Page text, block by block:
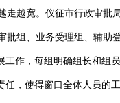
越宽。仪征市行政审批
组、业务受理组、辅助
作，每组明确组长和组
，使得窗口全体人员的